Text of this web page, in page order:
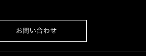
お問い合わせ